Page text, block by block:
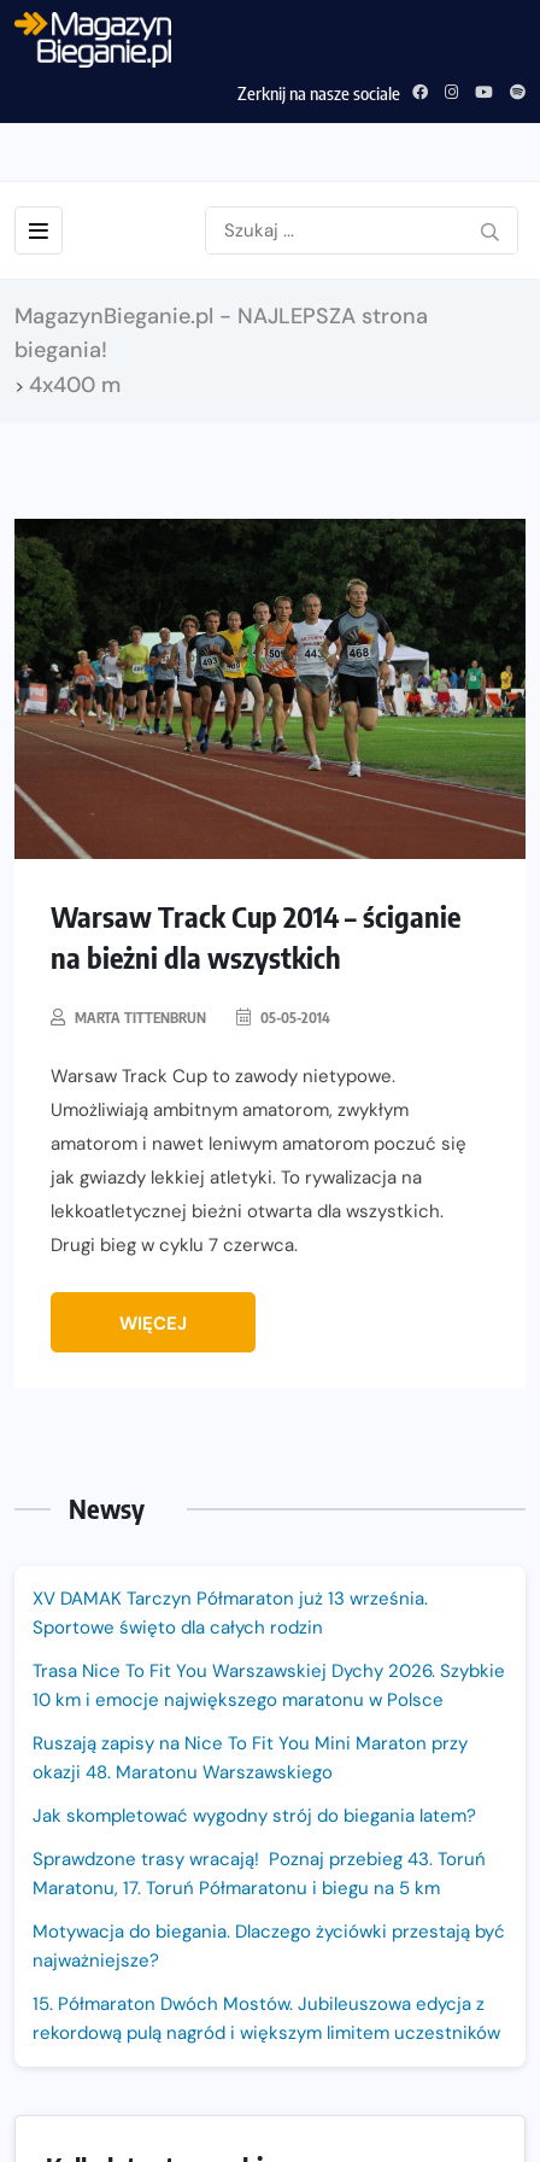
Zerknij na nasze sociale
MagazynBieganie.pl - NAJLEPSZA strona
biegania!
> 4x400 m
Warsaw Track Cup 2014 – ściganie
na bieżni dla wszystkich
MARTA TITTENBRUN 05-05-2014
Warsaw Track Cup to zawody nietypowe.
Umożliwiają ambitnym amatorom, zwykłym
amatorom i nawet leniwym amatorom poczuć się
jak gwiazdy lekkiej atletyki. To rywalizacja na
lekkoatletycznej bieżni otwarta dla wszystkich.
Drugi bieg w cyklu 7 czerwca.
WIĘCEJ
Newsy
XV DAMAK Tarczyn Półmaraton już 13 września.
Sportowe święto dla całych rodzin
Trasa Nice To Fit You Warszawskiej Dychy 2026. Szybkie
10 km i emocje największego maratonu w Polsce
Ruszają zapisy na Nice To Fit You Mini Maraton przy
okazji 48. Maratonu Warszawskiego
Jak skompletować wygodny strój do biegania latem?
Sprawdzone trasy wracają! Poznaj przebieg 43. Toruń
Maratonu, 17. Toruń Półmaratonu i biegu na 5 km
Motywacja do biegania. Dlaczego życiówki przestają być
najważniejsze?
15. Półmaraton Dwóch Mostów. Jubileuszowa edycja z
rekordową pulą nagród i większym limitem uczestników